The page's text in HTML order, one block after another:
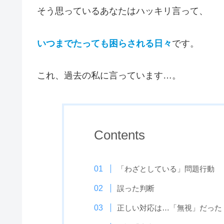
そう思っているあなたはハッキリ言って、
いつまでたっても困らされる日々 です。
これ、過去の私に言っています…。
Contents
「わざとしている」問題行動
誤った判断
正しい対応は…「無視」だった